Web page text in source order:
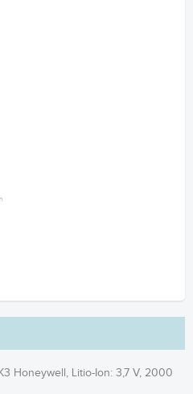
Honeywell, Litio-Ion: 3,7 V, 2000